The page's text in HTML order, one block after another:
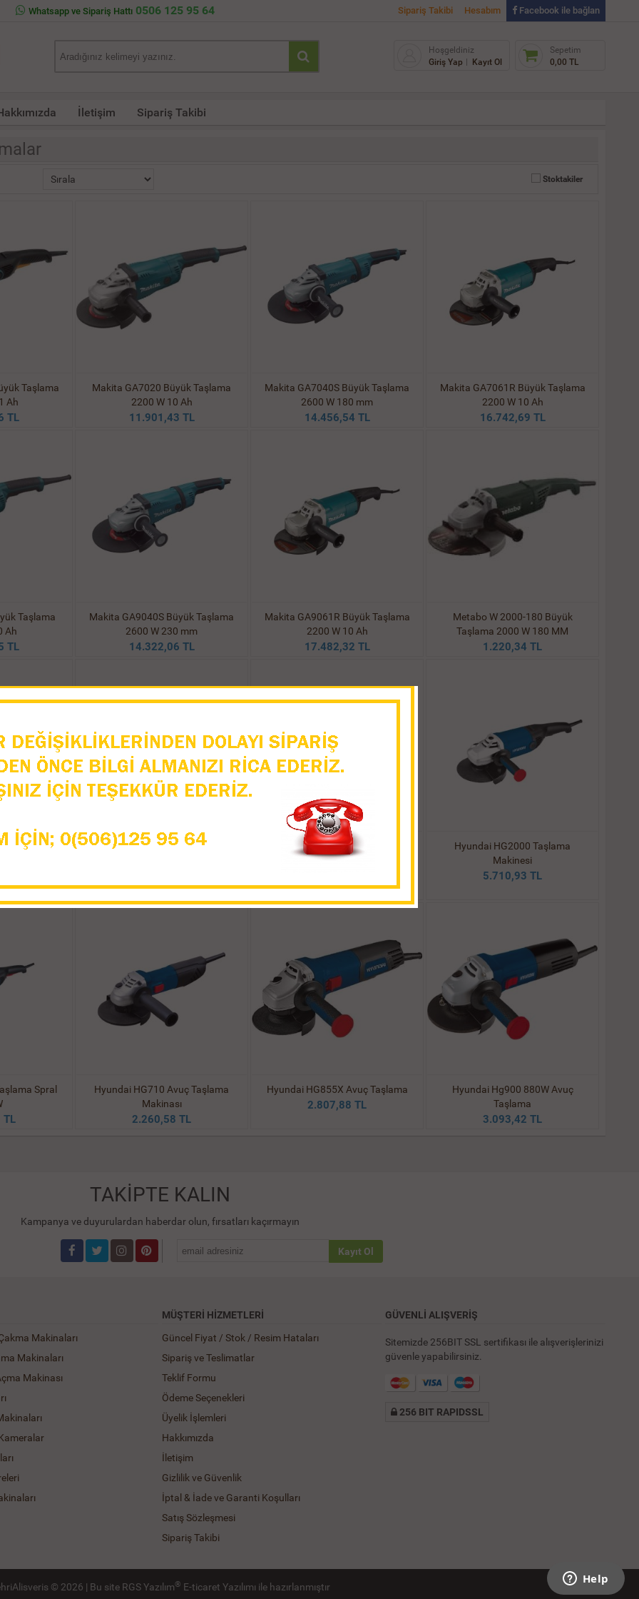
Whatsapp ve Sipariş Hattı 0506 125 95 64 Sipariş Takibi Hesabım Facebook ile bağlan
Sepetim
0,00 TL
Hoşgeldiniz
Giriş Yap
Kayıt Ol
İletişim Sipariş Takibi
Stoktakiler
Taşlama
Ah
TL
Makita GA7020 Büyük Taşlama
2200 W 10 Ah
11.901,43 TL
Makita GA7040S Büyük Taşlama
2600 W 180 mm
14.456,54 TL
Makita GA7061R Büyük Taşlama
2200 W 10 Ah
16.742,69 TL
Taşlama
Ah
TL
Makita GA9040S Büyük Taşlama
2600 W 230 mm
14.322,06 TL
Makita GA9061R Büyük Taşlama
2200 W 10 Ah
17.482,32 TL
Metabo W 2000-180 Büyük
Taşlama 2000 W 180 MM
1.220,34 TL
H Büyük
Hyundai Hg1050 1050W, 115M
HYUNDAİ HG1205X 1200 WATT
ELEKTİRİKLİ AVUÇ İÇİ TAŞLAMA
3.997,65 TL
Hyundai HG2000 Taşlama
Makinesi
5.710,93 TL
Spral
TL
Hyundai HG710 Avuç Taşlama
Makinası
2.260,58 TL
Hyundai HG855X Avuç Taşlama
2.807,88 TL
Hyundai Hg900 880W Avuç
Taşlama
3.093,42 TL
TAKİPTE KALIN
Kampanya ve duyurulardan haberdar olun, fırsatları kaçırmayın
Kayıt Ol
Makinaları
Makinaları
Makinası
MÜŞTERI HIZMETLERI
Güncel Fiyat / Stok / Resim Hataları
Sipariş ve Teslimatlar
Teklif Formu
Ödeme Seçenekleri
Üyelik İşlemleri
Hakkımızda
İletişim
Gizlilik ve Güvenlik
İptal & İade ve Garanti Koşulları
Satış Sözleşmesi
Sipariş Takibi
GÜVENLİ ALIŞVERİŞ
Sitemizde 256BIT SSL sertifikası ile alışverişlerinizi
güvenle yapabilirsiniz.
256 BIT RAPIDSSL
© 2026 | Bu site RGS Yazılım® E-ticaret Yazılımı ile hazırlanmıştır